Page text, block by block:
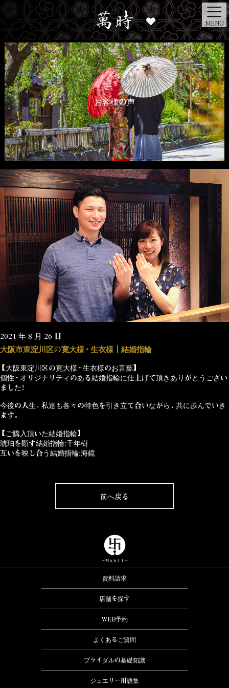
MENU
お客様の声
2021 年 8 月 26 日
大阪市東淀川区の寛大様・生衣様┃結婚指輪
【大阪東淀川区の寛大様・生衣様のお言葉】
個性・オリジナリティのある結婚指輪に仕上げて頂きありがとうござい
ました！
今後の人生、私達も各々の特色を引き立て合いながら、共に歩んでいき
ます。
【ご購入頂いた結婚指輪】
琥珀を顕す結婚指輪:千年樹
互いを映し合う結婚指輪:海鏡
前へ戻る
資料請求
店舗を探す
WEB予約
よくあるご質問
ブライダルの基礎知識
ジュエリー用語集